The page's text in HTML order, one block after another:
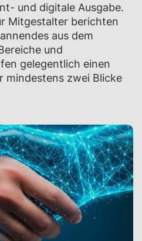
und digitale Ausgabe.
Mitgestalter berichten
aus dem
und
gelegentlich einen
mindestens zwei Blicke